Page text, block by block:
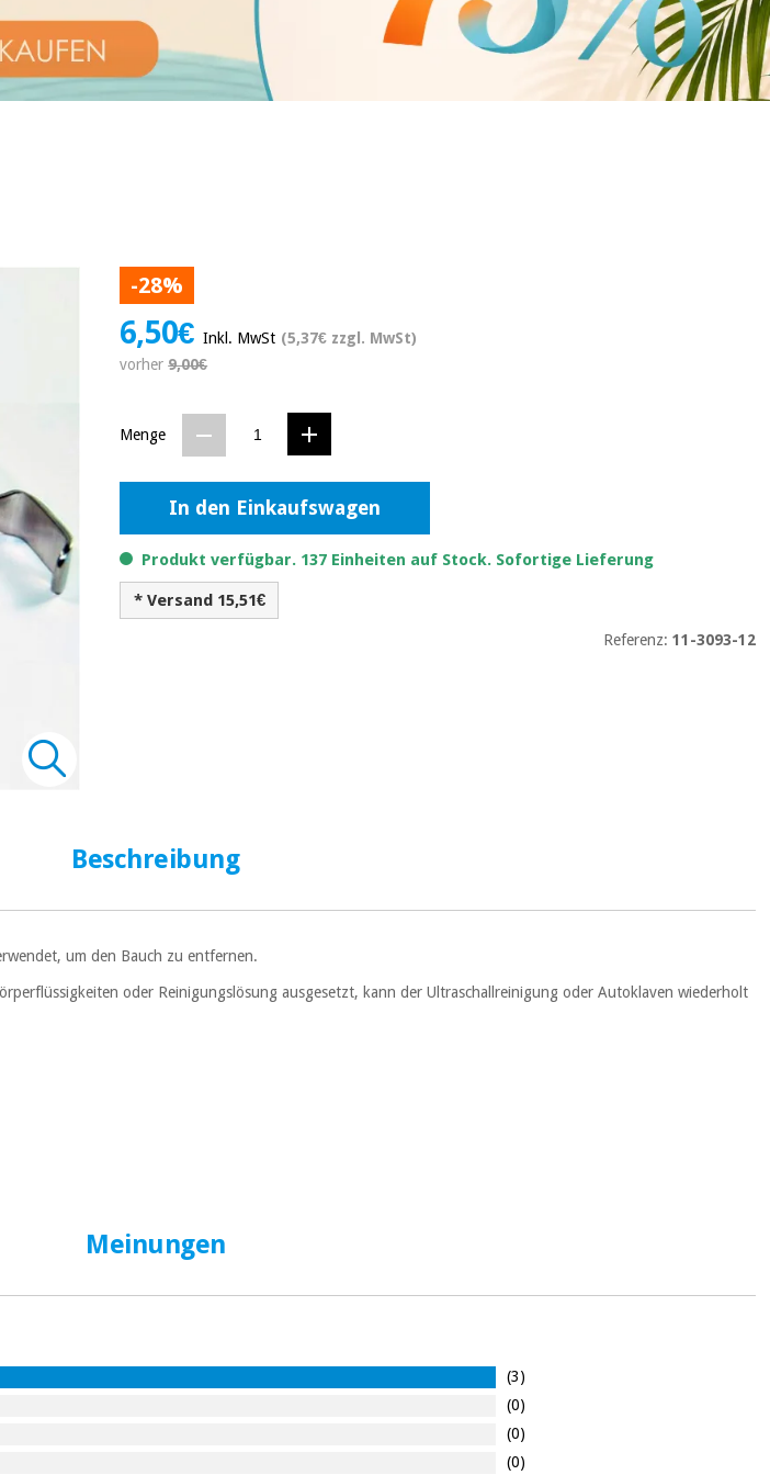
-28%
6,50€Inkl. MwSt (5,37€ zzgl. MwSt)
vorher9,00€
Menge
In den Einkaufswagen
Produkt verfügbar. 137 Einheiten auf Stock. Sofortige Lieferung
* Versand 15,51€
Referenz: 11-3093-12
Beschreibung
um den Bauch zu entfernen.
oder Reinigungslösung ausgesetzt, kann der Ultraschallreinigung oder Autoklaven wiederholt
Meinungen
(3)
(0)
(0)
(0)